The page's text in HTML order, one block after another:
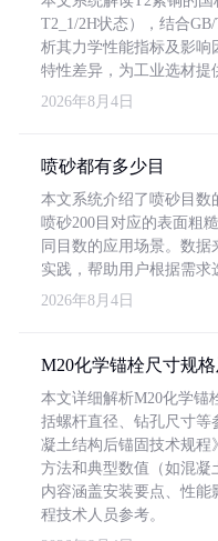
T2_1/2H状态），结合
析其力学性能指标及影响
特性差异，为工业选材提
2026年8月4日
喷砂都有多少目
本文系统介绍了喷砂目数
喷砂200目对应的表面粗
同目数的应用场景。数据
实践，帮助用户根据需求
2026年8月4日
M20化学锚栓尺寸规
本文详细解析M20化学锚
括螺杆直径、钻孔尺寸等
凝土结构后锚固技术规程
方法和典型数值（如混凝
内容涵盖安装要点、性
程技术人员参考。